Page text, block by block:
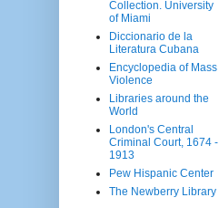
Collection. University
of Miami
Diccionario de la
Literatura Cubana
Encyclopedia of Mass
Violence
Libraries around the
World
London's Central
Criminal Court, 1674 -
1913
Pew Hispanic Center
The Newberry Library